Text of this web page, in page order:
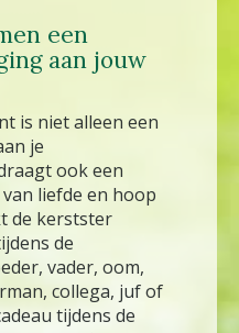
een
aan jouw
is niet alleen een
je
ook een
liefde en hoop
de kerstster
de
vader, oom,
collega, juf of
tijdens de